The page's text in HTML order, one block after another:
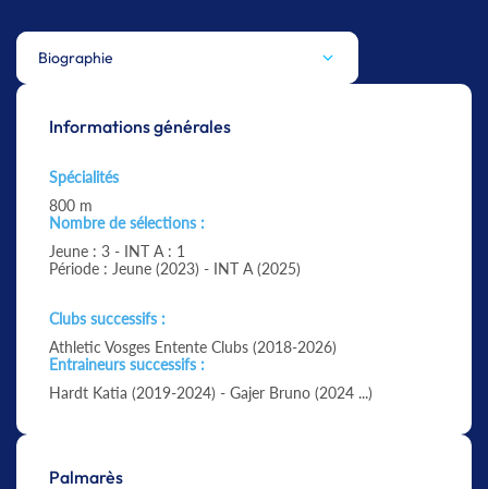
Biographie
Informations générales
Spécialités
800 m
Nombre de sélections :
Jeune : 3 - INT A : 1
Période : Jeune (2023) - INT A (2025)
Clubs successifs :
Athletic Vosges Entente Clubs (2018-2026)
Entraineurs successifs :
Hardt Katia (2019-2024) - Gajer Bruno (2024 ...)
Palmarès